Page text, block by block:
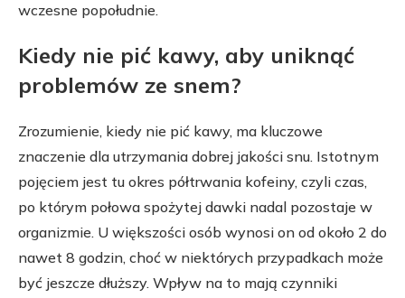
wczesne popołudnie.
Kiedy nie pić kawy, aby uniknąć
problemów ze snem?
Zrozumienie, kiedy nie pić kawy, ma kluczowe
znaczenie dla utrzymania dobrej jakości snu. Istotnym
pojęciem jest tu okres półtrwania kofeiny, czyli czas,
po którym połowa spożytej dawki nadal pozostaje w
organizmie. U większości osób wynosi on od około 2 do
nawet 8 godzin, choć w niektórych przypadkach może
być jeszcze dłuższy. Wpływ na to mają czynniki